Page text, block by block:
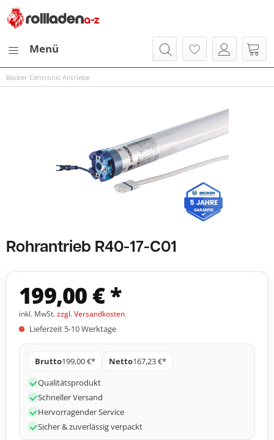
Menü
Becker Centronic Antriebe
Rohrantrieb R40-17-C01
199,00 € *
inkl. MwSt.zzgl. Versandkosten
Lieferzeit 5-10 Werktage
Brutto199,00 €* Netto167,23 €*
Qualitätsprodukt
Schneller Versand
Hervorragender Service
Sicher & zuverlässig verpackt